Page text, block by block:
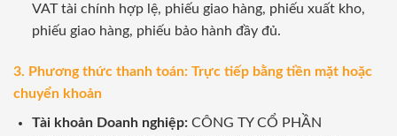
VAT tài chính hợp lệ, phiếu giao hàng, phiếu xuất kho,
phiếu giao hàng, phiếu bảo hành đầy đủ.
3. Phương thức thanh toán: Trực tiếp bằng tiền mặt hoặc
chuyển khoản
Tài khoản Doanh nghiệp:CÔNG TY CỔ PHẦN